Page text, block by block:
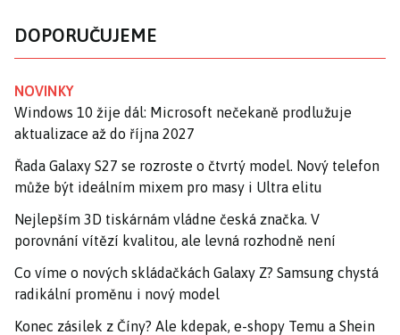
DOPORUČUJEME
NOVINKY
Windows 10 žije dál: Microsoft nečekaně prodlužuje
aktualizace až do října 2027
Řada Galaxy S27 se rozroste o čtvrtý model. Nový telefon
může být ideálním mixem pro masy i Ultra elitu
Nejlepším 3D tiskárnám vládne česká značka. V
porovnání vítězí kvalitou, ale levná rozhodně není
Co víme o nových skládačkách Galaxy Z? Samsung chystá
radikální proměnu i nový model
Konec zásilek z Číny? Ale kdepak, e-shopy Temu a Shein